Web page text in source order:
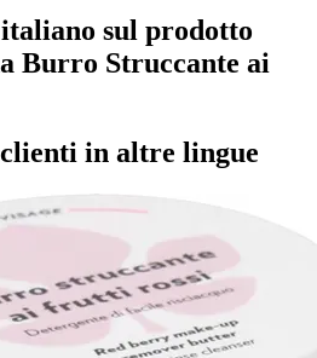
sul prodotto
Burro Struccante ai
in altre lingue